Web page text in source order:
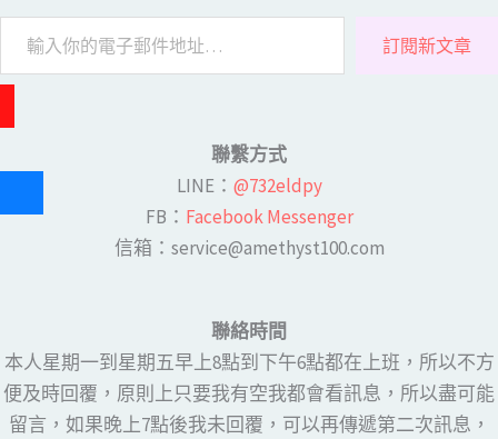
訂閱新文章
聯繫方式
LINE​： @732eldpy
FB：​ Facebook Messenger
​​信箱：service@amethyst100.com
聯絡時間
本人星期一到星期五早上8點到下午6點都在上班，所以不方
便及時回覆，原則上只要我有空我都會看訊息，所以盡可能
留言，如果晚上7點後我未回覆，可以再傳遞第二次訊息，